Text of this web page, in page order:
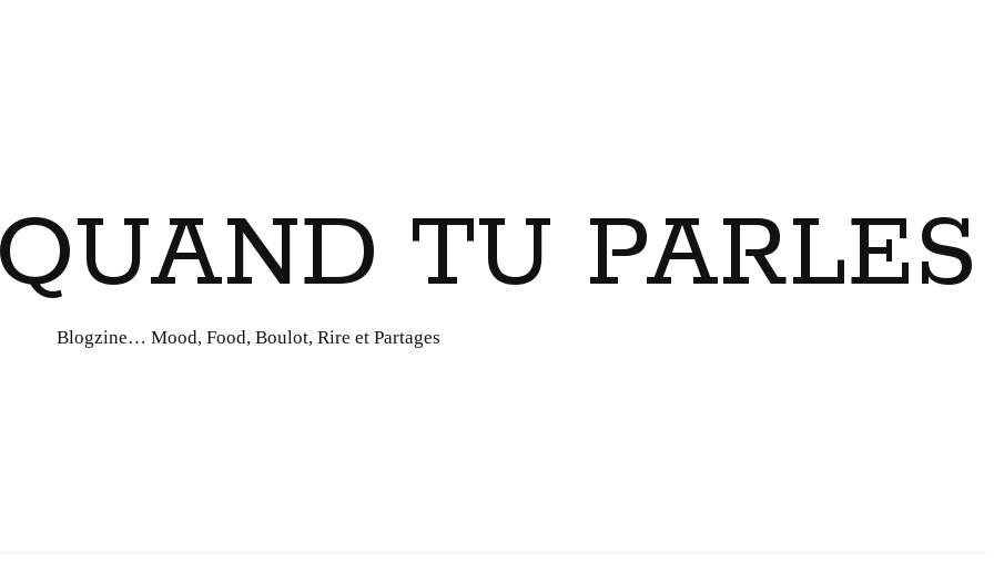
TU PARLES
Blogzine… Mood, Food, Boulot, Rire et Partages